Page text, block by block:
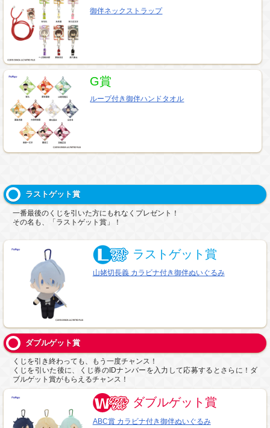
御伴ネックストラップ
G賞
ループ付き御伴ハンドタオル
ラストゲット賞
一番最後のくじを引いた方にもれなくプレゼント！
その名も、「ラストゲット賞」！
ラストゲット賞
山姥切長義 カラビナ付き御伴ぬいぐるみ
ダブルゲット賞
くじを引き終わっても、もう一度チャンス！
くじを引いた後に、くじ券のIDナンバーを入力して応募するとさらに！ダ
ブルゲット賞がもらえるチャンス！
ダブルゲット賞
ABC賞 カラビナ付き御伴ぬいぐるみ